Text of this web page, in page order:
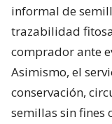
informal de
trazabilidad
comprador ante
Asimismo, el
conservación,
semillas sin fines